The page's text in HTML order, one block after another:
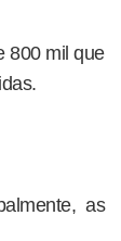
800 mil que
as